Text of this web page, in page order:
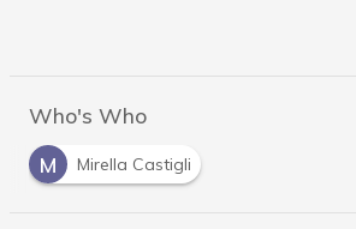
Who's Who
M
Mirella Castigli